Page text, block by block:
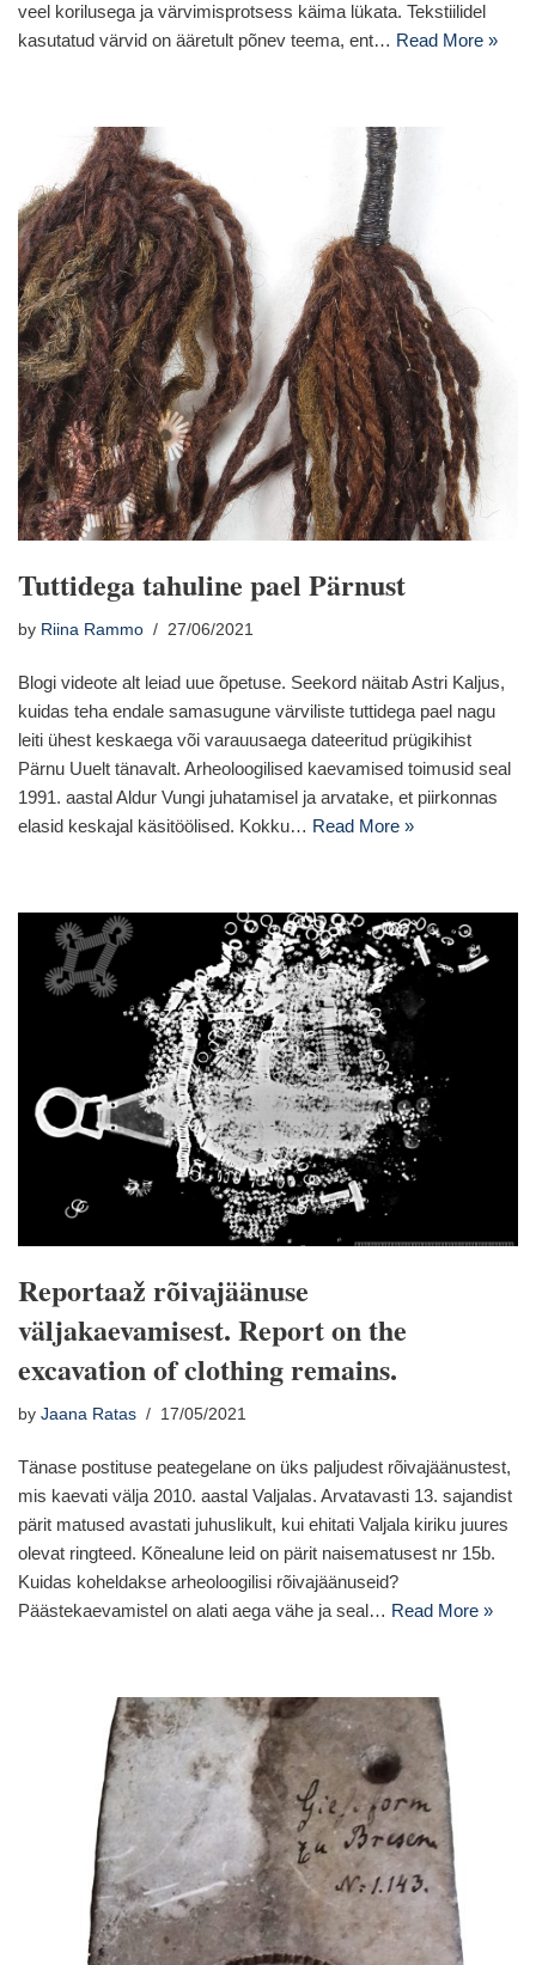
veel korilusega ja värvimisprotsess käima lükata. Tekstiilidel
kasutatud värvid on ääretult põnev teema, ent… Read More »
Tuttidega tahuline pael Pärnust
by Riina Rammo 27/06/2021
Blogi videote alt leiad uue õpetuse. Seekord näitab Astri Kaljus,
kuidas teha endale samasugune värviliste tuttidega pael nagu
leiti ühest keskaega või varauusaega dateeritud prügikihist
Pärnu Uuelt tänavalt. Arheoloogilised kaevamised toimusid seal
1991. aastal Aldur Vungi juhatamisel ja arvatake, et piirkonnas
elasid keskajal käsitöölised. Kokku… Read More »
Reportaaž rõivajäänuse
väljakaevamisest. Report on the
excavation of clothing remains.
by Jaana Ratas 17/05/2021
Tänase postituse peategelane on üks paljudest rõivajäänustest,
mis kaevati välja 2010. aastal Valjalas. Arvatavasti 13. sajandist
pärit matused avastati juhuslikult, kui ehitati Valjala kiriku juures
olevat ringteed. Kõnealune leid on pärit naisematusest nr 15b.
Kuidas koheldakse arheoloogilisi rõivajäänuseid?
Päästekaevamistel on alati aega vähe ja seal… Read More »